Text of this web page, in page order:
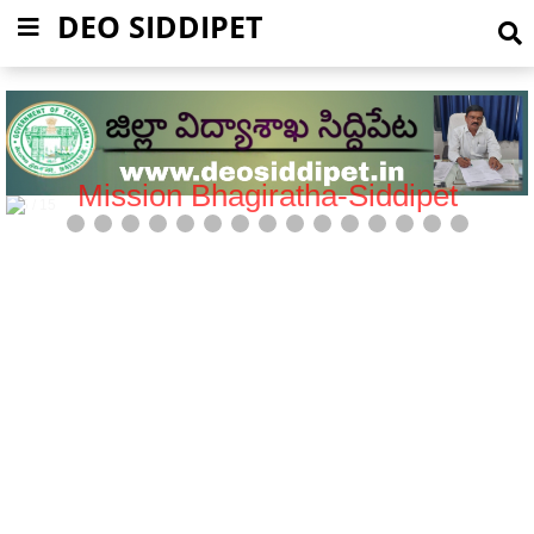
DEO SIDDIPET
5 / 15 Mission Bhagiratha-Siddipet